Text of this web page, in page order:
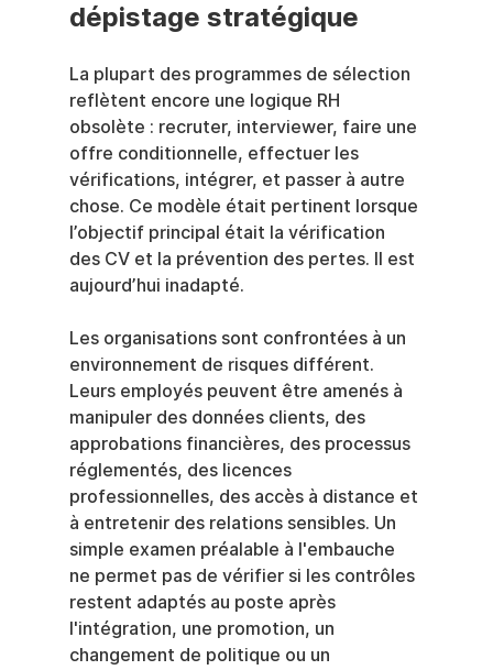
dépistage stratégique
La plupart des programmes de sélection
reflètent encore une logique RH
obsolète : recruter, interviewer, faire une
offre conditionnelle, effectuer les
vérifications, intégrer, et passer à autre
chose. Ce modèle était pertinent lorsque
l’objectif principal était la vérification
des CV et la prévention des pertes. Il est
aujourd’hui inadapté.
Les organisations sont confrontées à un
environnement de risques différent.
Leurs employés peuvent être amenés à
manipuler des données clients, des
approbations financières, des processus
réglementés, des licences
professionnelles, des accès à distance et
à entretenir des relations sensibles. Un
simple examen préalable à l'embauche
ne permet pas de vérifier si les contrôles
restent adaptés au poste après
l'intégration, une promotion, un
changement de politique ou un